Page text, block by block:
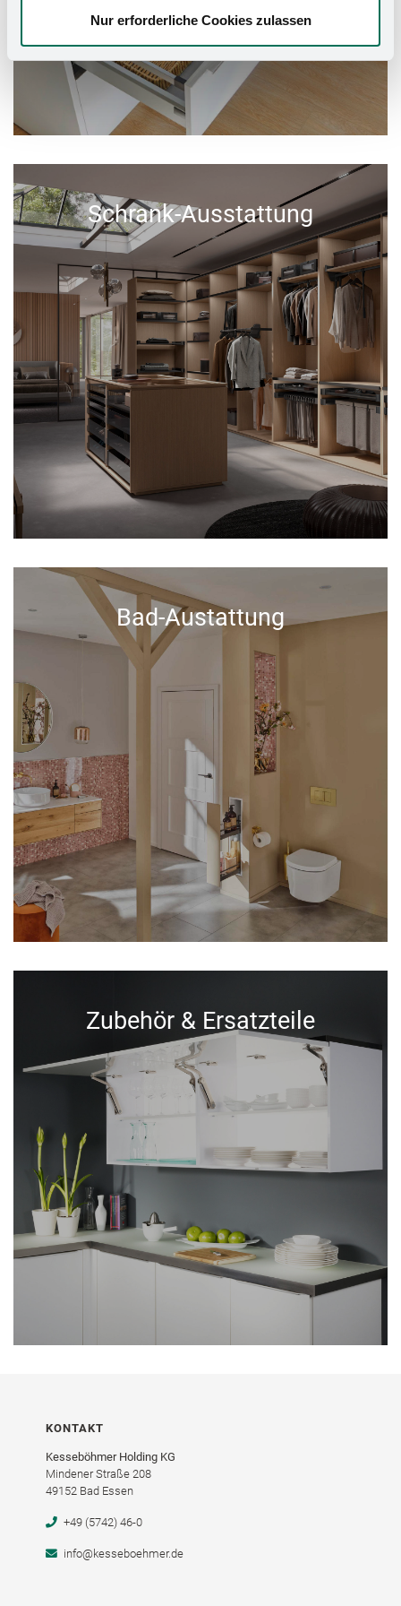
Nur erforderliche Cookies zulassen
Schrank-Ausstattung
Bad-Austattung
Zubehör & Ersatzteile
KONTAKT
Kesseböhmer Holding KG
Mindener Straße 208
49152 Bad Essen
+49 (5742) 46-0
info@kesseboehmer.de